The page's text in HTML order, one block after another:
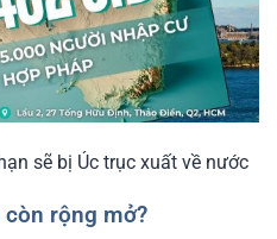
sẽ bị Úc trục xuất về nước
rộng mở?